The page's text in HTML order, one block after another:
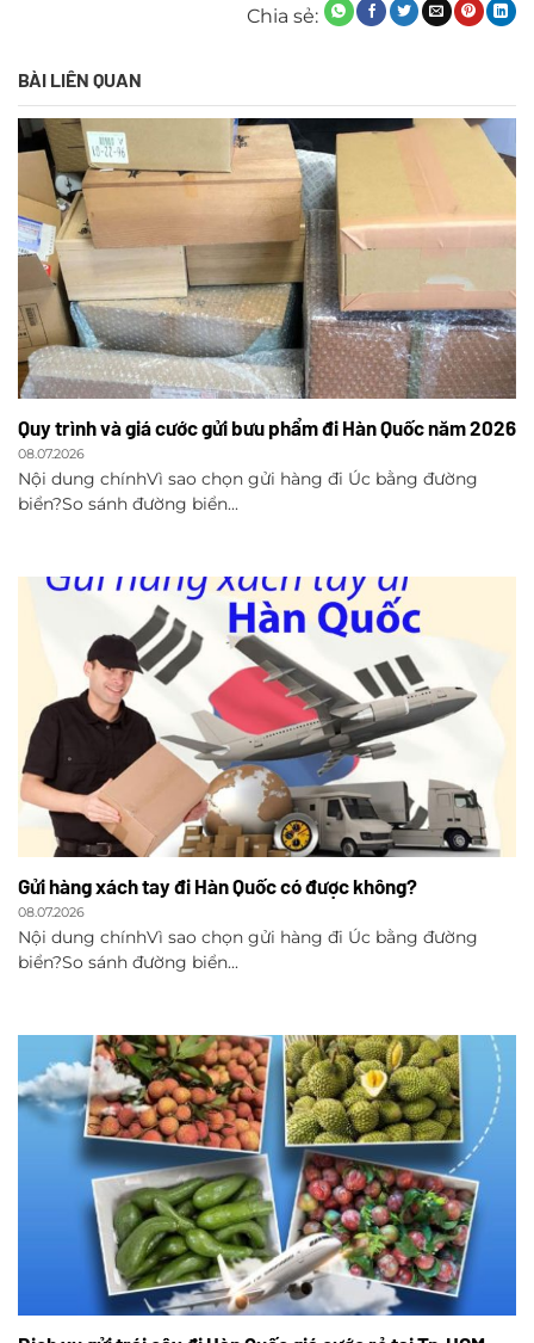
Chia sẻ:
BÀI LIÊN QUAN
Quy trình và giá cước gửi bưu phẩm đi Hàn Quốc năm 2026
08.07.2026
Nội dung chínhVì sao chọn gửi hàng đi Úc bằng đường
biển?So sánh đường biển...
Gửi hàng xách tay đi Hàn Quốc có được không?
08.07.2026
Nội dung chínhVì sao chọn gửi hàng đi Úc bằng đường
biển?So sánh đường biển...